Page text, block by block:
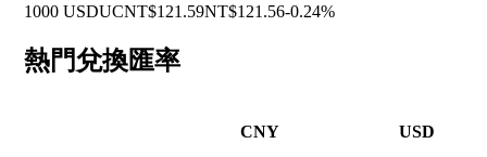
1000 USDUCNT$121.59NT$121.56-0.24%
熱門兌換匯率
CNY USD